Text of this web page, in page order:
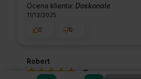
Ocena klienta: Doskonale
11/13/2025
0
0
Robert
5